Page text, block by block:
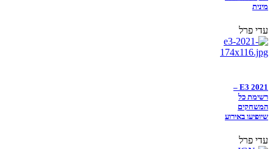
מינית
עדי פרל
E3 2021 –
רשימת כל
המשחקים
שיופיעו באירוע
עדי פרל